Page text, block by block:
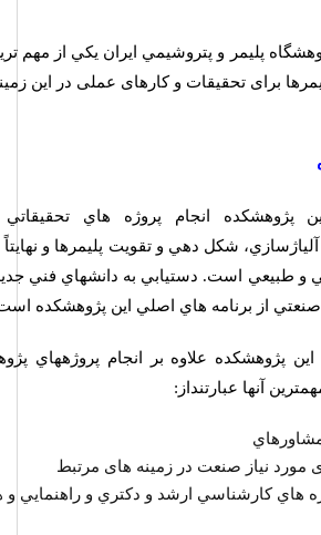
پليمر و پتروشيمي ايران يكي از مهم
برای تحقيقات و کارهای عملی در اين
پژوهشكده انجام پروژه ­هاي تحقيقاتي
آلياژسازي، شكل دهي و تقويت پليمرها و
و طبيعي است. دستيابي به دانش­هاي فني
صنعتي از برنامه ­هاي اصلي اين پژوهشكده
پژوهشكده علاوه بر انجام پروژه­هاي
آنها عبارتنداز:
مورد نیاز صنعت در زمینه های مرتبط
­هاي كارشناسي ارشد و دكتري و راهنمايي و